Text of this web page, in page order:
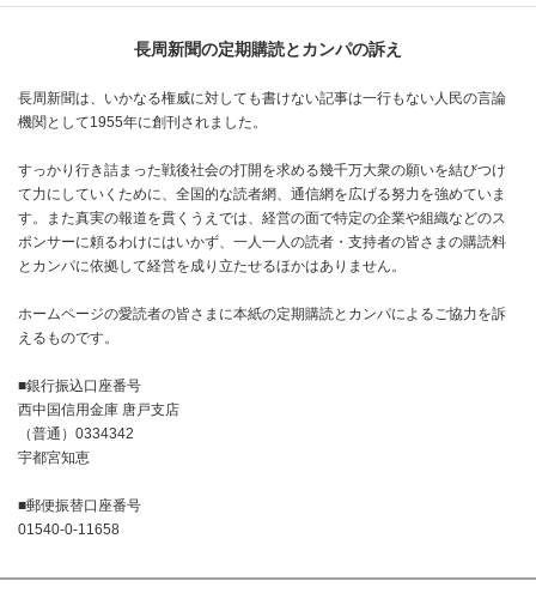
長周新聞の定期購読とカンパの訴え
長周新聞は、いかなる権威に対しても書けない記事は一行もない人民の言論
機関として1955年に創刊されました。
すっかり行き詰まった戦後社会の打開を求める幾千万大衆の願いを結びつけ
て力にしていくために、全国的な読者網、通信網を広げる努力を強めていま
す。また真実の報道を貫くうえでは、経営の面で特定の企業や組織などのス
ポンサーに頼るわけにはいかず、一人一人の読者・支持者の皆さまの購読料
とカンパに依拠して経営を成り立たせるほかはありません。
ホームページの愛読者の皆さまに本紙の定期購読とカンパによるご協力を訴
えるものです。
■銀行振込口座番号
西中国信用金庫 唐戸支店
（普通）0334342
宇都宮知恵
■郵便振替口座番号
01540-0-11658